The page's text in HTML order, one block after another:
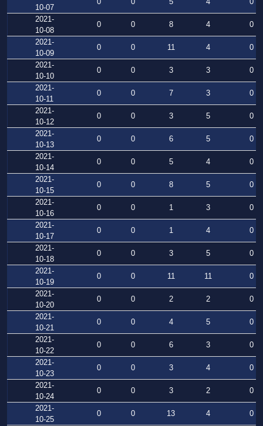
10-07
2021-
10-08
0 0 8 4
0
2021-
10-09
0 0 11 4
0
2021-
10-10
0 0 3 3
0
2021-
10-11
0 0 7 3
0
2021-
10-12
0 0 3 5
0
2021-
10-13
0 0 6 5
0
2021-
10-14
0 0 5 4
0
2021-
10-15
0 0 8 5
0
2021-
10-16
0 0 1 3
0
2021-
10-17
0 0 1 4
0
2021-
10-18
0 0 3 5
0
2021-
10-19
0 0 11 11
0
2021-
10-20
0 0 2 2
0
2021-
10-21
0 0 4 5
0
2021-
10-22
0 0 6 3
0
2021-
10-23
0 0 3 4
0
2021-
10-24
0 0 3 2
0
2021-
10-25
0 0 13 4
0